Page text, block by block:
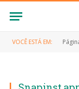
VOCÊ ESTÁ EM: